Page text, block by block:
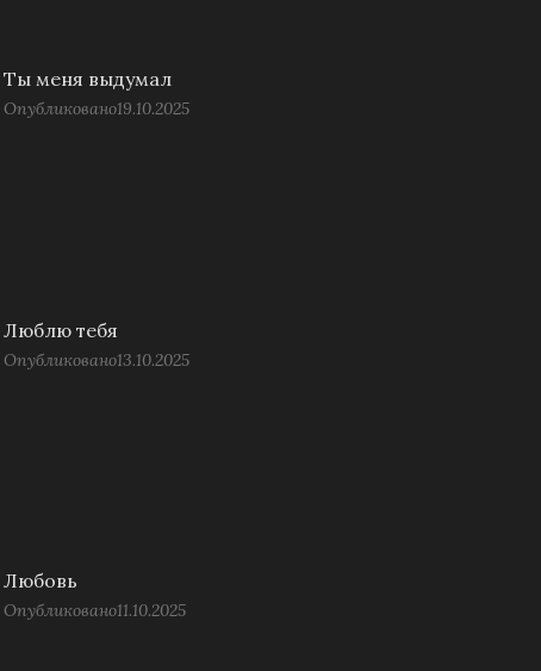
Ты меня выдумал
Опубликовано19.10.2025
Люблю тебя
Опубликовано13.10.2025
Любовь
Опубликовано11.10.2025